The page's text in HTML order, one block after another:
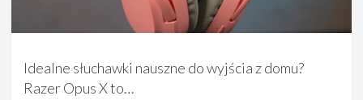
Idealne słuchawki nauszne do wyjścia z domu?
Razer Opus X to…